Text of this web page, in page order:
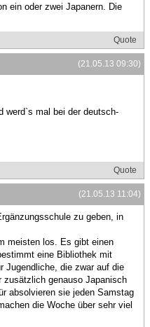
ein oder zwei Japanern. Die
Quote
(21.05.13 09:30)
werd`s mal bei der deutsch-
Quote
(21.05.13 11:04)
zu geben, in
meisten los. Es gibt einen
eine Bibliothek mit
Jugendliche, die zwar auf die
zusätzlich genauso Japanisch
absolvieren sie jeden Samstag
die Woche über sehr viel